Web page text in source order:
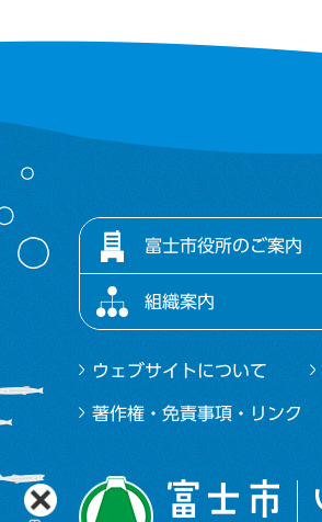
富士市役所のご案内
組織案内
ウェブサイトについて
著作権・免責事項・リンク